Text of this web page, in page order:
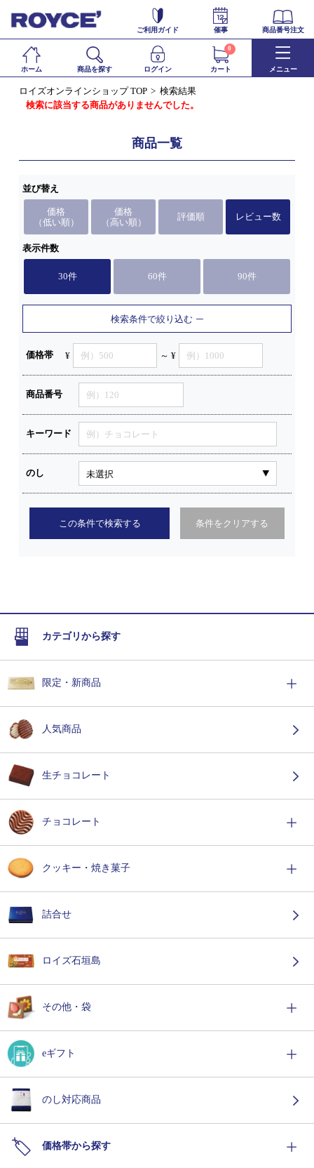
ご利用ガイド 催事 商品番号注文
ホーム 商品を探す ログイン カート
0
メニュー
ロイズオンラインショップ TOP
検索結果
検索に該当する商品がありませんでした。
商品一覧
並び替え
価格
（低い順）
価格
（高い順）
評価順 レビュー数
表示件数
30件 60件 90件
検索条件で絞り込む
価格帯 ¥ ～ ¥
商品番号
キーワード
のし
この条件で検索する 条件をクリアする
カテゴリから探す
限定・新商品
人気商品
生チョコレート
チョコレート
クッキー・焼き菓子
詰合せ
ロイズ石垣島
その他・袋
eギフト
のし対応商品
価格帯から探す